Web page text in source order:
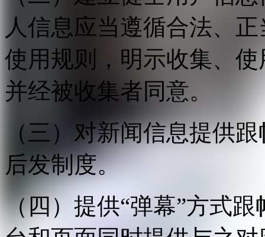
人信息应当遵循合法、
使用规则，明示收集、
并经被收集者同意。
（三）对新闻信息提供
后发制度。
（四）提供“弹幕”方式